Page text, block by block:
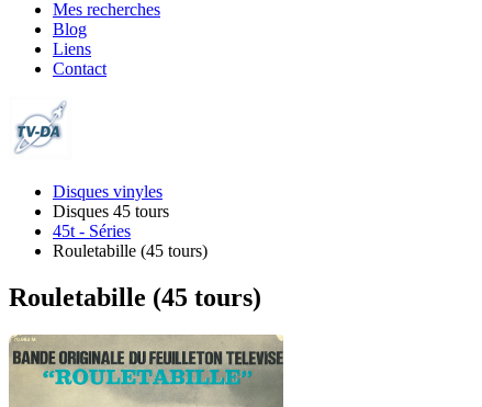
Mes recherches
Blog
Liens
Contact
Disques vinyles
Disques 45 tours
45t - Séries
Rouletabille (45 tours)
Rouletabille (45 tours)